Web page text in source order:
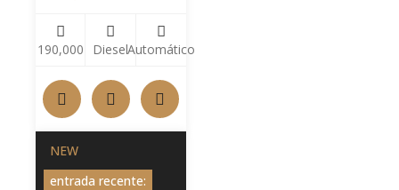
190,000 DieselAutomático
NEW
entrada recente: